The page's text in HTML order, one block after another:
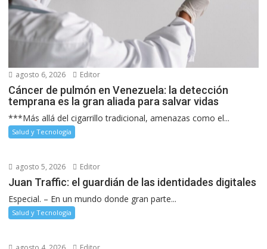
agosto 6, 2026 Editor
Cáncer de pulmón en Venezuela: la detección
temprana es la gran aliada para salvar vidas
***Más allá del cigarrillo tradicional, amenazas como el...
Salud y Tecnología
agosto 5, 2026 Editor
Juan Traffic: el guardián de las identidades digitales
Especial. – En un mundo donde gran parte...
Salud y Tecnología